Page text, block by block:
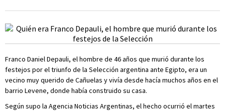
Franco Daniel Depauli, el hombre de 46 años que murió durante los
festejos por el triunfo de la Selección argentina ante Egipto, era un
vecino muy querido de Cañuelas y vivía desde hacía muchos años en el
barrio Levene, donde había construido su casa.
Según supo la Agencia Noticias Argentinas, el hecho ocurrió el martes